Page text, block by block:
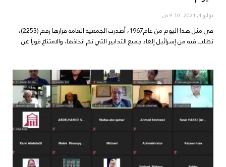
يوليو 4, 2021
في مثل هذا اليوم من عام1967، أصدرت الجمعية العامة قرارها رقم (2253)،
تطلب فيه من إسرائيل إلغاء جميع التدابير التي تم اتخاذها، والامتناع فوراً عن